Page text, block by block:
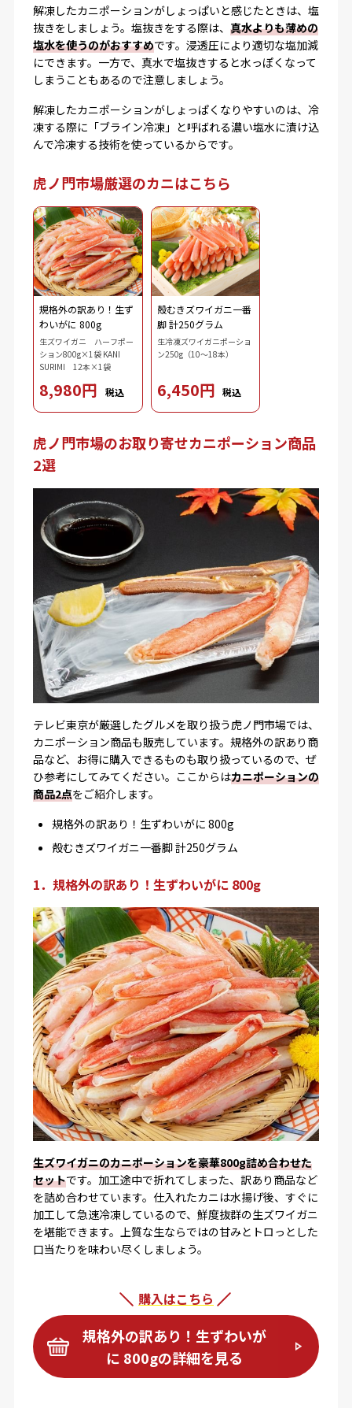
解凍したカニポーションがしょっぱいと感じたときは、塩
抜きをしましょう。塩抜きをする際は、 真水よりも薄めの
塩水を使うのがおすすめです。浸透圧により適切な塩加減
にできます。一方で、真水で塩抜きすると水っぽくなって
しまうこともあるので注意しましょう。
解凍したカニポーションがしょっぱくなりやすいのは、冷
凍する際に「ブライン冷凍」と呼ばれる濃い塩水に漬け込
んで冷凍する技術を使っているからです。
虎ノ門市場厳選のカニはこちら
規格外の訳あり！生ず
わいがに 800g
生ズワイガニ ハーフポー
ション800g×1袋 KANI
SURIMI 12本×1袋
8,980円 税込
殻むきズワイガニ一番
脚 計250グラム
生冷凍ズワイガニポーショ
ン250g（10～18本）
6,450円 税込
虎ノ門市場のお取り寄せカニポーション商品
2選
テレビ東京が厳選したグルメを取り扱う虎ノ門市場では、
カニポーション商品も販売しています。規格外の訳あり商
品など、お得に購入できるものも取り扱っているので、ぜ
ひ参考にしてみてください。ここからはカニポーションの
商品2点をご紹介します。
規格外の訳あり！生ずわいがに 800g
殻むきズワイガニ一番脚 計250グラム
1．規格外の訳あり！生ずわいがに 800g
生ズワイガニのカニポーションを豪華800g詰め合わせた
セットです。加工途中で折れてしまった、訳あり商品など
を詰め合わせています。仕入れたカニは水揚げ後、すぐに
加工して急速冷凍しているので、鮮度抜群の生ズワイガニ
を堪能できます。上質な生ならではの甘みとトロっとした
口当たりを味わい尽くしましょう。
購入はこちら
規格外の訳あり！生ずわいが
に 800gの詳細を見る